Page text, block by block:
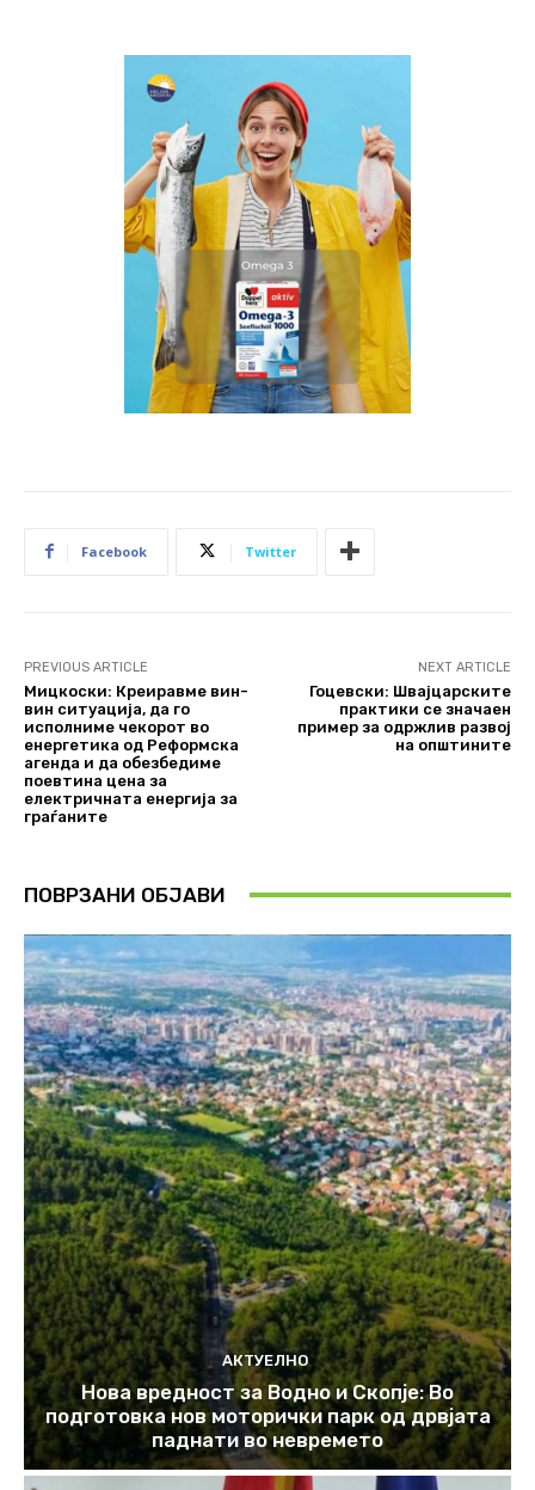
Facebook Twitter
PREVIOUS ARTICLE
Мицкоски: Креиравме вин-
вин ситуација, да го
исполниме чекорот во
енергетика од Реформска
агенда и да обезбедиме
поевтина цена за
електричната енергија за
граѓаните
NEXT ARTICLE
Гоцевски: Швајцарските
практики се значаен
пример за одржлив развој
на општините
ПОВРЗАНИ ОБЈАВИ
АКТУЕЛНО
Нова вредност за Водно и Скопје: Во
подготовка нов моторички парк од дрвјата
паднати во невремето